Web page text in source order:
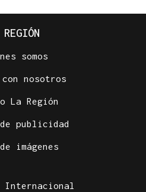
somos
nosotros
La Región
publicidad
imágenes
Internacional